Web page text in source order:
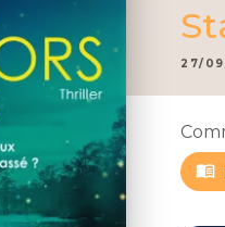
27/
menu_book